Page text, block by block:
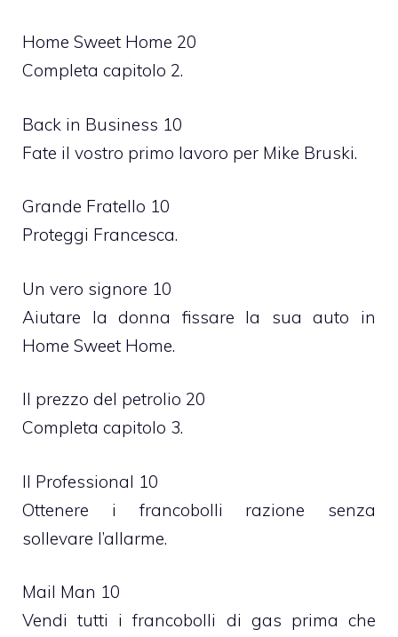
Home Sweet Home 20
Completa capitolo 2.
Back in Business 10
Fate il vostro primo lavoro per Mike Bruski.
Grande Fratello 10
Proteggi Francesca.
Un vero signore 10
Aiutare la donna fissare la sua auto in
Home Sweet Home.
Il prezzo del petrolio 20
Completa capitolo 3.
Il Professional 10
Ottenere i francobolli razione senza
sollevare l’allarme.
Mail Man 10
Vendi tutti i francobolli di gas prima che